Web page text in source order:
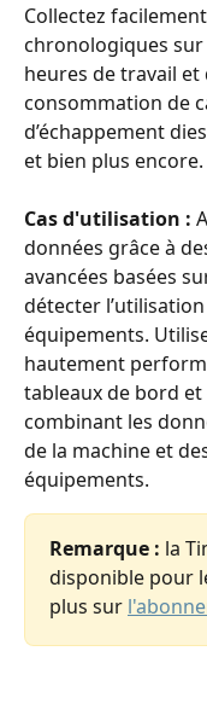
Collectez
chronologiques
heures de travail et
consommation de
d’échappement
et bien plus encore.
Cas d'utilisation :
données grâce à
avancées basées
détecter
équipements.
hautement
tableaux de bord
combinant les
de la machine et
équipements.
Remarque : la
disponible pour
plus sur